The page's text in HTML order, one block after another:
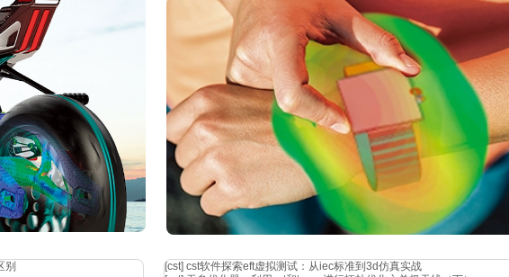
图 ９ . 40°倾角 s 参数图
别
[cst] cst软件探索eft虚拟测试：从iec标准到3d仿真实战